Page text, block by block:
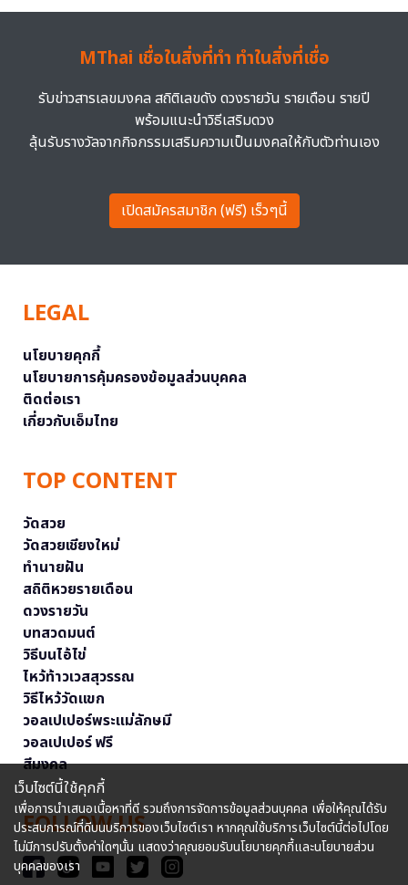
MThai เชื่อในสิ่งที่ทำ ทำในสิ่งที่เชื่อ
รับข่าวสารเลขมงคล สถิติเลขดัง ดวงรายวัน รายเดือน รายปี
พร้อมแนะนำวิธีเสริมดวง
ลุ้นรับรางวัลจากกิจกรรมเสริมความเป็นมงคลให้กับตัวท่านเอง
เปิดสมัครสมาชิก (ฟรี) เร็วๆนี้
LEGAL
นโยบายคุกกี้
นโยบายการคุ้มครองข้อมูลส่วนบุคคล
ติดต่อเรา
เกี่ยวกับเอ็มไทย
TOP CONTENT
วัดสวย
วัดสวยเชียงใหม่
ทำนายฝัน
สถิติหวยรายเดือน
ดวงรายวัน
บทสวดมนต์
วิธีบนไอ้ไข่
ไหว้ท้าวเวสสุวรรณ
วิธีไหว้วัดแขก
วอลเปเปอร์พระแม่ลักษมี
วอลเปเปอร์ ฟรี
สีมงคล
FOLLOW US
เว็บไซต์นี้ใช้คุกกี้
เพื่อการนำเสนอเนื้อหาที่ดี รวมถึงการจัดการข้อมูลส่วนบุคคล เพื่อให้คุณได้รับ
ประสบการณ์ที่ดีบนบริการของเว็บไซต์เรา หากคุณใช้บริการเว็บไซต์นี้ต่อไปโดย
ไม่มีการปรับตั้งค่าใดๆนั้น แสดงว่าคุณยอมรับนโยบายคุกกี้และนโยบายส่วน
บุคคลของเรา